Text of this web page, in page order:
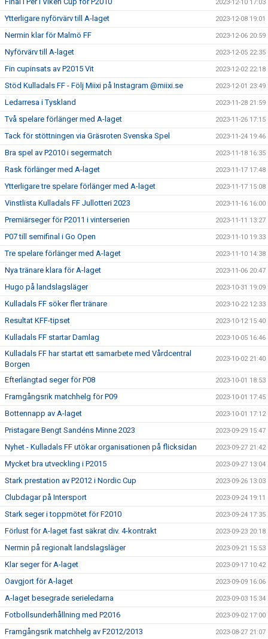
2023-12-10 17:03
Ytterligare nyförvärv till A-laget 2023-12-08 19:01
Nermin klar för Malmö FF 2023-12-06 20:59
Nyförvärv till A-laget 2023-12-05 22:35
Fin cupinsats av P2015 Vit 2023-12-02 22:18
Stöd Kulladals FF - Följ Miixi på Instagram @miixi.se 2023-12-01 23:49
Ledarresa i Tyskland 2023-11-28 21:59
Två spelare förlänger med A-laget 2023-11-26 17:15
Tack för stöttningen via Gräsroten Svenska Spel 2023-11-24 19:46
Bra spel av P2010 i segermatch 2023-11-18 16:35
Rask förlänger med A-laget 2023-11-17 17:48
Ytterligare tre spelare förlänger med A-laget 2023-11-17 15:08
Vinstlista Kulladals FF Jullotteri 2023 2023-11-16 16:00
Premiärseger för P2011 i vinterserien 2023-11-11 13:27
P07 till semifinal i Go Open 2023-11-10 19:33
Tre spelare förlänger med A-laget 2023-11-10 14:38
Nya tränare klara för A-laget 2023-11-06 20:47
Hugo på landslagsläger 2023-10-31 19:09
Kulladals FF söker fler tränare 2023-10-22 12:33
Resultat KFF-tipset 2023-10-12 15:40
Kulladals FF startar Damlag 2023-10-05 16:46
Kulladals FF har startat ett samarbete med Vårdcentral
Borgen
2023-10-02 21:40
Efterlängtad seger för P08 2023-10-01 18:53
Framgångsrik matchhelg för P09 2023-10-01 17:45
Bottennapp av A-laget 2023-10-01 17:12
Pristagare Bengt Sandéns Minne 2023 2023-09-29 15:47
Nyhet - Kulladals FF utökar organisationen på flicksidan 2023-09-27 21:42
Mycket bra utveckling i P2015 2023-09-27 13:04
Stark prestation av P2012 i Nordic Cup 2023-09-26 13:03
Clubdagar på Intersport 2023-09-24 19:11
Stark seger i toppmötet för F2010 2023-09-24 17:35
Förlust för A-laget fast säkrat div. 4-kontrakt 2023-09-23 20:18
Nermin på regionalt landslagsläger 2023-09-21 15:53
Klar seger för A-laget 2023-09-17 10:42
Oavgjort för A-laget 2023-09-09 16:06
A-laget besegrade serieledarna 2023-09-03 15:34
Fotbollsunderhållning med P2016 2023-09-02 17:00
Framgångsrik matchhelg av F2012/2013 2023-08-27 21:07